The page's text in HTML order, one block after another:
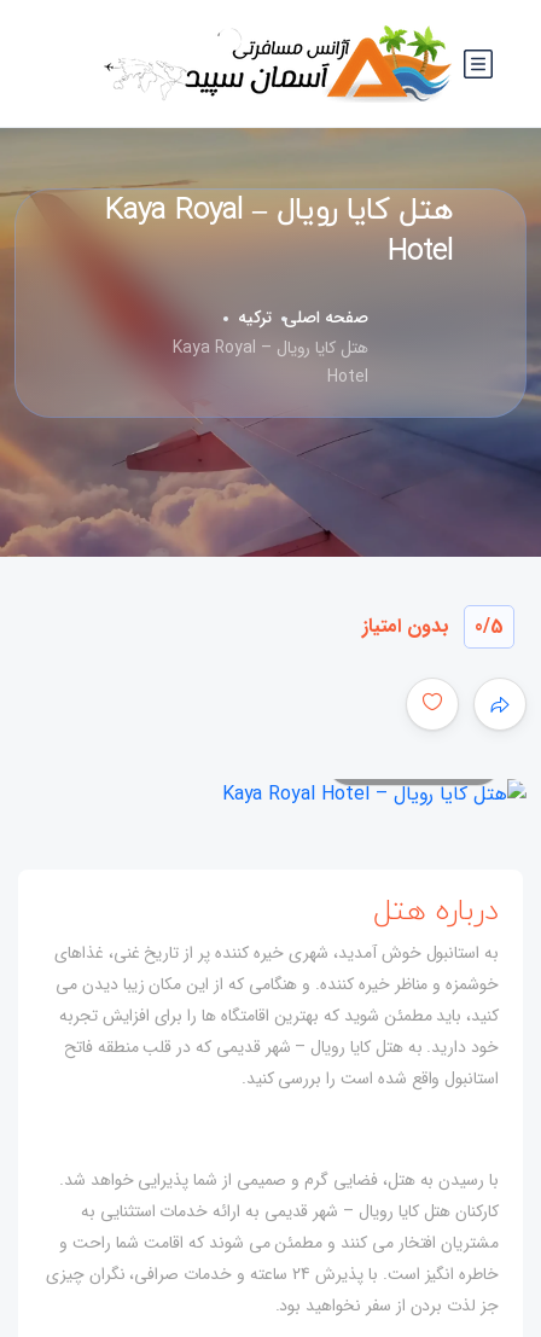
هتل کایا رویال – Kaya Royal
Hotel
صفحه اصلی ترکیه
هتل کایا رویال – Kaya Royal
Hotel
0/5 بدون امتیاز
درباره هتل
به استانبول خوش آمدید، شهری خیره کننده پر از تاریخ غنی، غذاهای
خوشمزه و مناظر خیره کننده. و هنگامی که از این مکان زیبا دیدن می
کنید، باید مطمئن شوید که بهترین اقامتگاه ها را برای افزایش تجربه
خود دارید. به هتل کایا رویال – شهر قدیمی که در قلب منطقه فاتح
استانبول واقع شده است را بررسی کنید.
با رسیدن به هتل، فضایی گرم و صمیمی از شما پذیرایی خواهد شد.
کارکنان هتل کایا رویال – شهر قدیمی به ارائه خدمات استثنایی به
مشتریان افتخار می کنند و مطمئن می شوند که اقامت شما راحت و
خاطره انگیز است. با پذیرش 24 ساعته و خدمات صرافی، نگران چیزی
جز لذت بردن از سفر نخواهید بود.